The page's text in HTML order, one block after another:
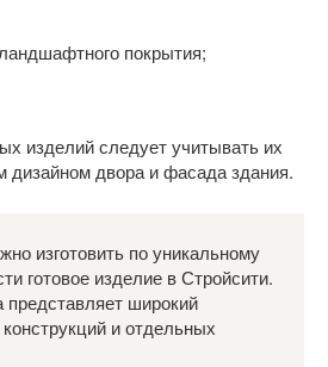
покрытия;
изделий следует учитывать их
дизайном двора и фасада здания.
изготовить по уникальному
готовое изделие в Стройсити.
представляет широкий
и отдельных